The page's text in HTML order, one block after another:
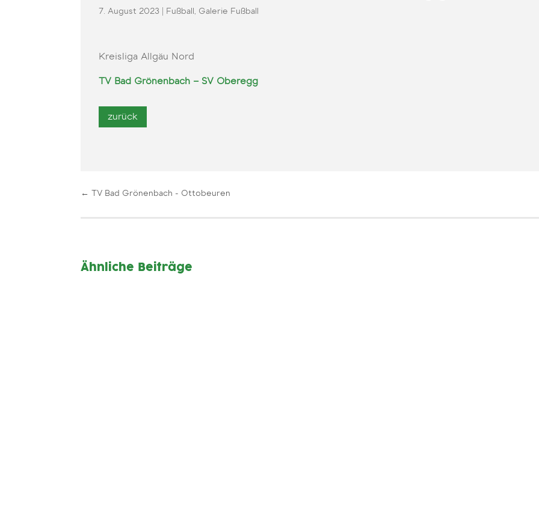
7. August 2023 Fußball, Galerie Fußball
Kreisliga Allgäu Nord
TV Bad Grönenbach – SV Oberegg
← TV Bad Grönenbach - Ottobeuren
Ähnliche Beiträge